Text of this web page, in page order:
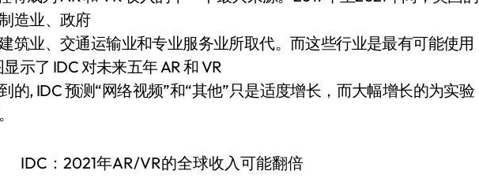
造业、政府
筑业、交通运输业和专业服务业所取代。而这些行业是最有可能使用
示了 IDC 对未来五年 AR 和 VR
的, IDC 预测“网络视频”和“其他”只是适度增长，而大幅增长的为实验